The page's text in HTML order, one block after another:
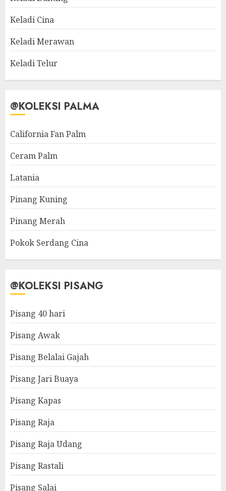
Keladi Cina
Keladi Merawan
Keladi Telur
@KOLEKSI PALMA
California Fan Palm
Ceram Palm
Latania
Pinang Kuning
Pinang Merah
Pokok Serdang Cina
@KOLEKSI PISANG
Pisang 40 hari
Pisang Awak
Pisang Belalai Gajah
Pisang Jari Buaya
Pisang Kapas
Pisang Raja
Pisang Raja Udang
Pisang Rastali
Pisang Salai